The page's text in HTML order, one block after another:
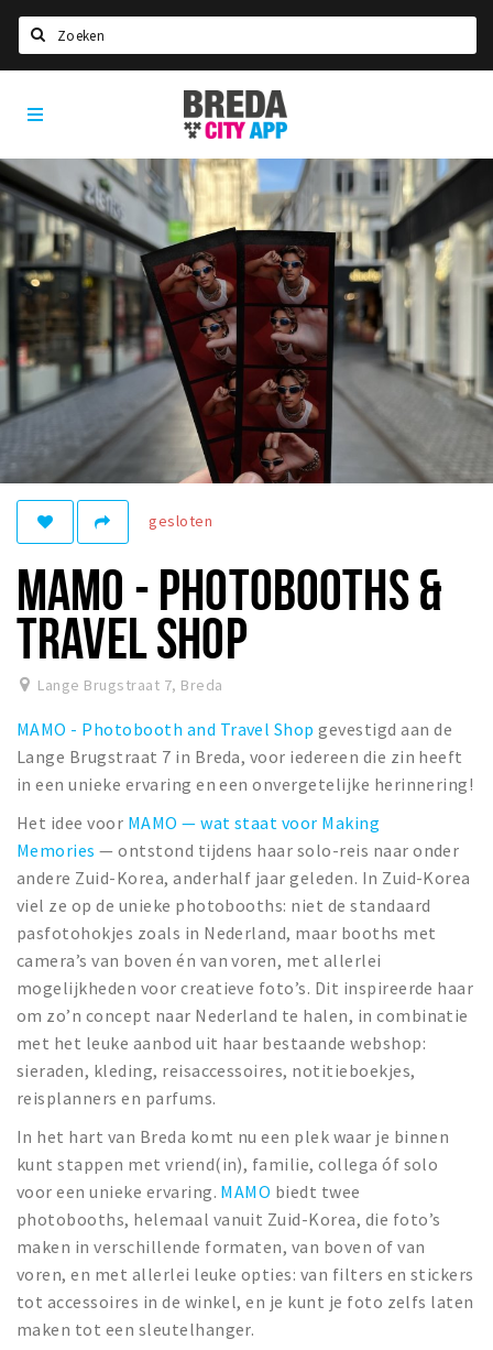
Home
Agenda
Deals
Party pics
Nieuws, interviews & blogs
Eten
Drinken
Slapen
Recreatief
Winkels
Winkelgebieden
Bezienswaardigheden
Musea, theaters & podia
Uitjes & activiteiten
Toeristische routes
Natuurgebieden
Baroniepoorten
Sport
Privacy
Inloggen
Breda
City
App
gesloten
MAMO - PHOTOBOOTHS &
TRAVEL SHOP
Lange Brugstraat 7, Breda
MAMO - Photobooth and Travel Shop gevestigd aan de
Lange Brugstraat 7 in Breda, voor iedereen die zin heeft
in een unieke ervaring en een onvergetelijke herinnering!
Het idee voor MAMO — wat staat voor Making
Memories— ontstond tijdens haar solo-reis naar onder
andere Zuid-Korea, anderhalf jaar geleden. In Zuid-Korea
viel ze op de unieke photobooths: niet de standaard
pasfotohokjes zoals in Nederland, maar booths met
camera’s van boven én van voren, met allerlei
mogelijkheden voor creatieve foto’s. Dit inspireerde haar
om zo’n concept naar Nederland te halen, in combinatie
met het leuke aanbod uit haar bestaande webshop:
sieraden, kleding, reisaccessoires, notitieboekjes,
reisplanners en parfums.
In het hart van Breda komt nu een plek waar je binnen
kunt stappen met vriend(in), familie, collega óf solo
voor een unieke ervaring. MAMO biedt twee
photobooths, helemaal vanuit Zuid-Korea, die foto’s
maken in verschillende formaten, van boven of van
voren, en met allerlei leuke opties: van filters en stickers
tot accessoires in de winkel, en je kunt je foto zelfs laten
maken tot een sleutelhanger.